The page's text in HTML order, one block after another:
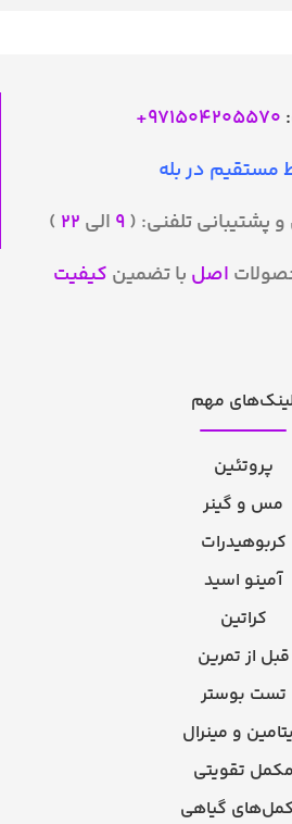
971504205570
+
مستقیم در بله
پشتیبانی تلفنی: ( ۹ الی ۲۲ )
اصل با تضمین کیفیت
مهم
پروتئین
مس و گینر
کربوهیدرات
آمینو اسید
کراتین
قبل از تمرین
تست بوستر
و مینرال
مکمل تقویتی
گیاهی